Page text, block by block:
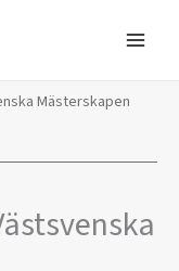
Mästerskapen